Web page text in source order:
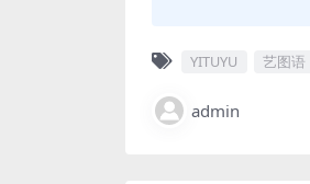
YITUYU 艺图语
admin